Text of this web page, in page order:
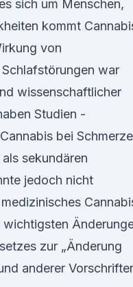
sich um Menschen,
kommt
von
war
wissenschaftlicher
Studien -
bei
sekundären
jedoch nicht
zur „Änderung
anderer